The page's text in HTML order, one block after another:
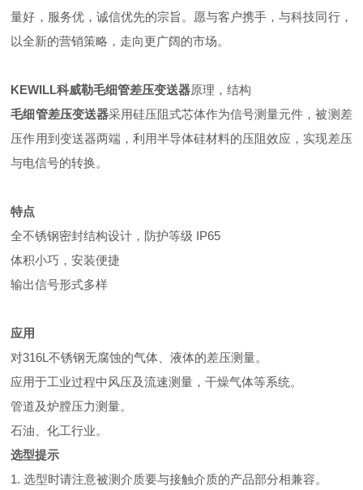
量好，服务优，诚信优先的宗旨。愿与客户携手，与科技同行，
以全新的营销策略，走向更广阔的市场。
KEWILL科威勒毛细管差压变送器原理，结构
毛细管差压变送器采用硅压阻式芯体作为信号测量元件，被测差
压作用到变送器两端，利用半导体硅材料的压阻效应，实现差压
与电信号的转换。
特点
全不锈钢密封结构设计，防护等级 IP65
体积小巧，安装便捷
输出信号形式多样
应用
对316L不锈钢无腐蚀的气体、液体的差压测量。
应用于工业过程中风压及流速测量，干燥气体等系统。
管道及炉膛压力测量。
石油、化工行业。
选型提示
1. 选型时请注意被测介质要与接触介质的产品部分相兼容。